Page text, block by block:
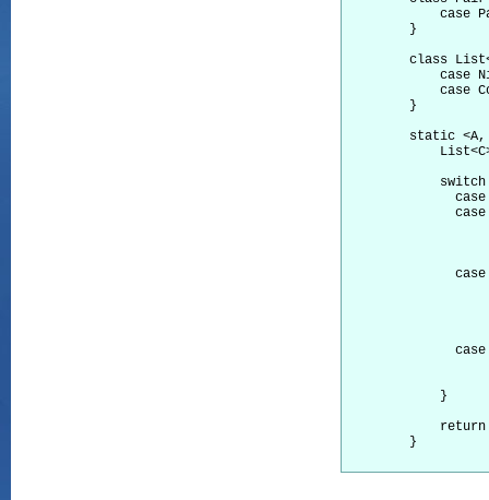
case
        }
class
case
case
        }
static
case
            }
        }